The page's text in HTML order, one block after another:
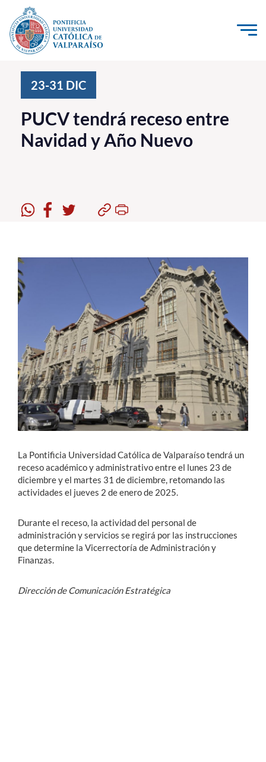
Click acá para ir directamente al contenido
Investigación, Creación e Innovación
PUCV Internacional
Vinculación con el Medio
Pregrado
Formación Continua
Estudiantes
Funcionarios
Alumni
English
23-31 DIC
PUCV tendrá receso entre
Navidad y Año Nuevo
La Pontificia Universidad Católica de Valparaíso tendrá un
receso académico y administrativo entre el lunes 23 de
diciembre y el martes 31 de diciembre, retomando las
actividades el jueves 2 de enero de 2025.
Durante el receso, la actividad del personal de
administración y servicios se regirá por las instrucciones
que determine la Vicerrectoría de Administración y
Finanzas.
Dirección de Comunicación Estratégica